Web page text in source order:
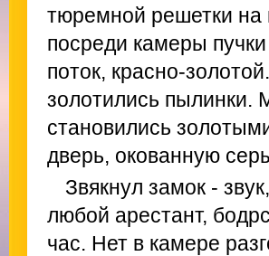
тюремной решетки на
посреди камеры
поток, красно-
золотились пылинки.
становились
дверь, окованную
Звякнул замок -
любой арестант,
час. Нет в камере